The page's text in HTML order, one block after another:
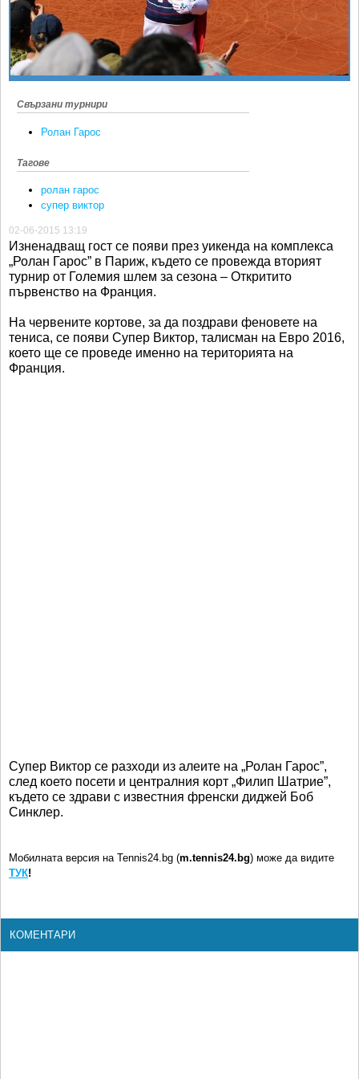
SOFIA OPEN
КЛУБОВЕ
БЛОГ
ЖЪЛТО
Ретро
Спорт&Фитнес
Други
Свързани турнири
Ролан Гарос
Тагове
ролан гарос
супер виктор
02-06-2015 13:19
Изненадващ гост се появи през уикенда на комплекса
„Ролан Гарос” в Париж, където се провежда вторият
турнир от Големия шлем за сезона – Откритито
първенство на Франция.
На червените кортове, за да поздрави феновете на
тениса, се появи Супер Виктор, талисман на Евро 2016,
което ще се проведе именно на територията на
Франция.
Супер Виктор се разходи из алеите на „Ролан Гарос”,
след което посети и централния корт „Филип Шатрие”,
където се здрави с известния френски диджей Боб
Синклер.
Мобилната версия на Tennis24.bg (m.tennis24.bg) може да видите
ТУК!
КОМЕНТАРИ